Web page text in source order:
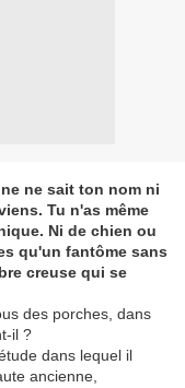
ne sait ton nom ni
Tu n'as même
Ni de chien ou
qu'un fantôme sans
creuse qui se
des porches, dans
il ?
dans lequel il
ancienne,